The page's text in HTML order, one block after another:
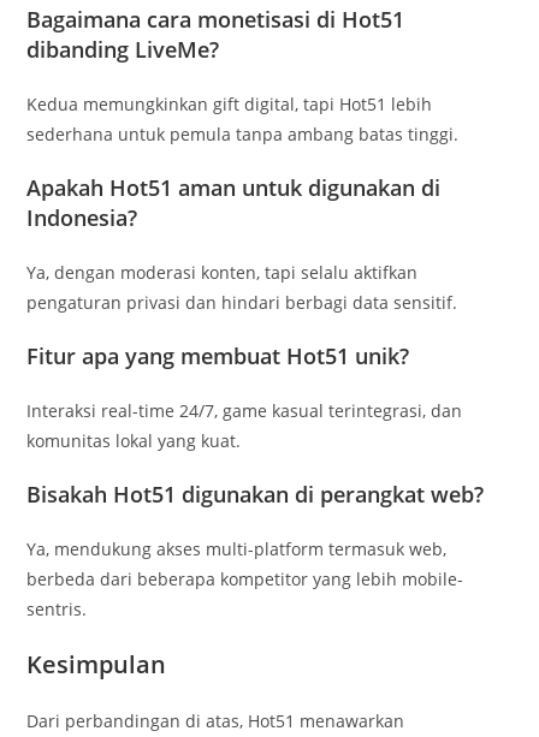
Bagaimana cara monetisasi di Hot51
dibanding LiveMe?
Kedua memungkinkan gift digital, tapi Hot51 lebih
sederhana untuk pemula tanpa ambang batas tinggi.
Apakah Hot51 aman untuk digunakan di
Indonesia?
Ya, dengan moderasi konten, tapi selalu aktifkan
pengaturan privasi dan hindari berbagi data sensitif.
Fitur apa yang membuat Hot51 unik?
Interaksi real-time 24/7, game kasual terintegrasi, dan
komunitas lokal yang kuat.
Bisakah Hot51 digunakan di perangkat web?
Ya, mendukung akses multi-platform termasuk web,
berbeda dari beberapa kompetitor yang lebih mobile-
sentris.
Kesimpulan
Dari perbandingan di atas, Hot51 menawarkan